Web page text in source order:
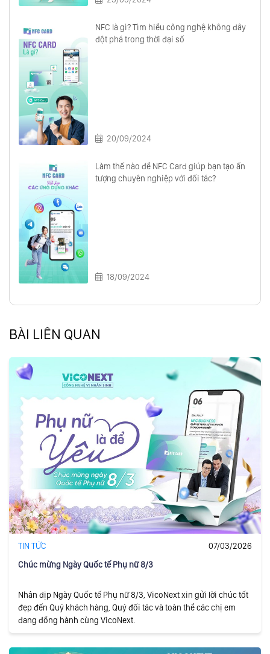
NFC là gì? Tìm hiểu công nghệ không dây
đột phá trong thời đại số
20/09/2024
Làm thế nào để NFC Card giúp bạn tạo ấn
tượng chuyên nghiệp với đối tác?
18/09/2024
BÀI LIÊN QUAN
TIN TỨC
07/03/2026
Chúc mừng Ngày Quốc tế Phụ nữ 8/3
Nhân dịp Ngày Quốc tế Phụ nữ 8/3, VicoNext xin gửi lời chúc tốt
đẹp đến Quý khách hàng, Quý đối tác và toàn thể các chị em
đang đồng hành cùng VicoNext.